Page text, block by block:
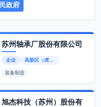
政府
苏州轴承厂股份有限公司
企业 高新区（虎丘区）
装备制造
旭杰科技（苏州）股份有